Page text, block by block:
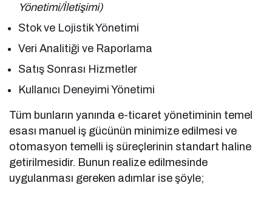
Yönetimi/İletişimi)
Stok ve Lojistik Yönetimi
Veri Analitiği ve Raporlama
Satış Sonrası Hizmetler
Kullanıcı Deneyimi Yönetimi
Tüm bunların yanında e-ticaret yönetiminin temel
esası manuel iş gücünün minimize edilmesi ve
otomasyon temelli iş süreçlerinin standart haline
getirilmesidir. Bunun realize edilmesinde
uygulanması gereken adımlar ise şöyle;